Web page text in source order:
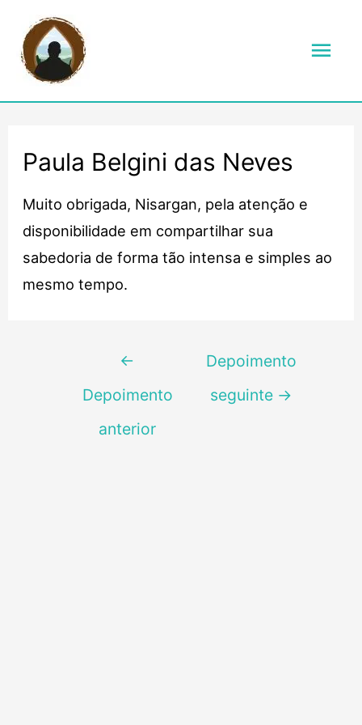
Paula Belgini das Neves
Muito obrigada, Nisargan, pela atenção e
disponibilidade em compartilhar sua
sabedoria de forma tão intensa e simples ao
mesmo tempo.
Navegação
Post
←
Depoimento
anterior
Depoimento
seguinte →